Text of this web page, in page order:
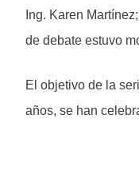
Ing. Karen
de debate estuvo
El objetivo de la
años, se han